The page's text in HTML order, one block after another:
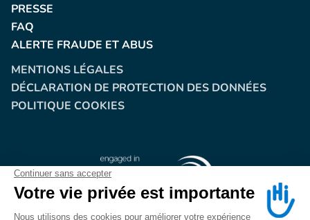
PRESSE
FAQ
ALERTE FRAUDE ET ABUS
MENTIONS LÉGALES
DÉCLARATION DE PROTECTION DES DONNÉES
POLITIQUE COOKIES